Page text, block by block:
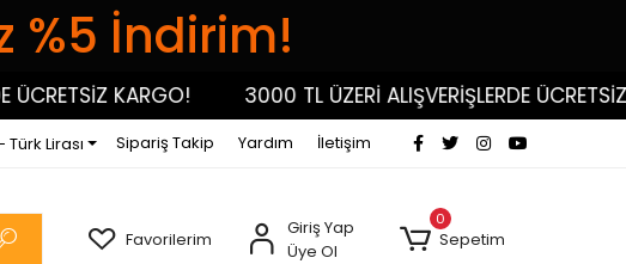
%5 İndirim!
KARGO! 3000 TL ÜZERİ ALIŞVERİŞLERDE ÜCRETSİZ
Türk Lirası Sipariş Takip Yardım İletişim
Favorilerim
Giriş Yap
Üye Ol
0
Sepetim